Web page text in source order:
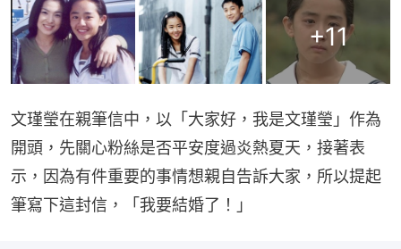
+11
文瑾瑩在親筆信中，以「大家好，我是文瑾瑩」作為
開頭，先關心粉絲是否平安度過炎熱夏天，接著表
示，因為有件重要的事情想親自告訴大家，所以提起
筆寫下這封信，「我要結婚了！」